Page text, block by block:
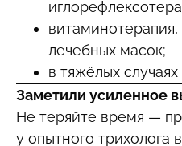
лечебных масок;
в тяжёлых
Заметили усиленное
Не теряйте время —
у опытного трихолога